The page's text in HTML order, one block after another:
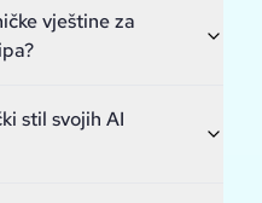
vještine za
stil svojih AI